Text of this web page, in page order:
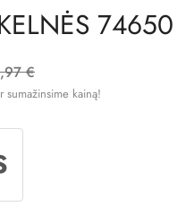
74650
€
sumažinsime kainą!